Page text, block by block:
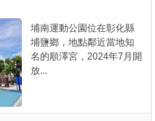
埔南運動公園位在彰化縣
埔鹽鄉，地點鄰近當地知
名的順澤宮，2024年7月開
放...